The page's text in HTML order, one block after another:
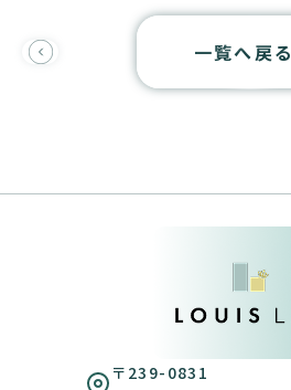
一覧へ戻る
〒239-0831